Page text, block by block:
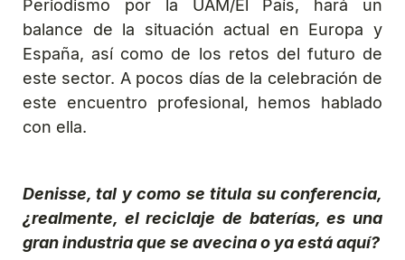
Periodismo por la UAM/El País, hará un
balance de la situación actual en Europa y
España, así como de los retos del futuro de
este sector. A pocos días de la celebración de
este encuentro profesional, hemos hablado
con ella.
Denisse, tal y como se titula su conferencia,
¿realmente, el reciclaje de baterías, es una
gran industria que se avecina o ya está aquí?